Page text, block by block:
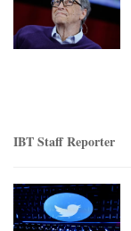
IBT Staff Reporter